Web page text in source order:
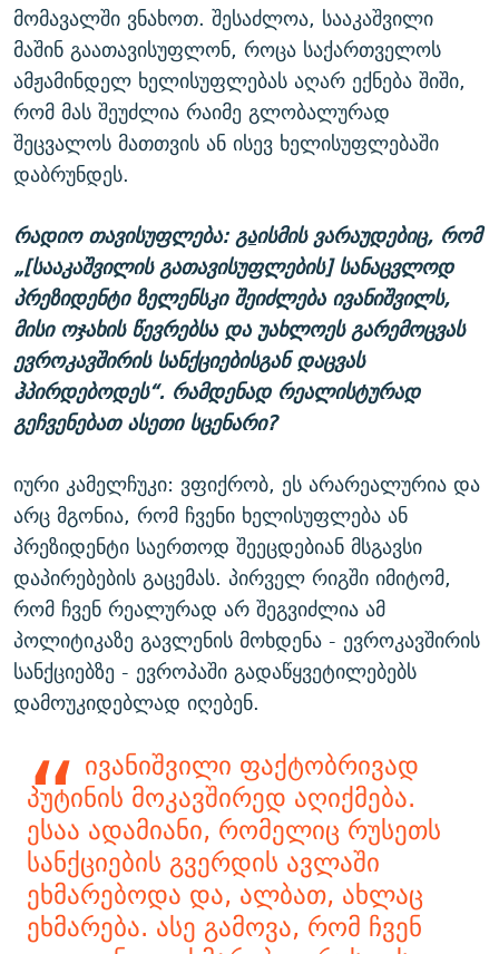
მომავალში ვნახოთ. შესაძლოა, სააკაშვილი
მაშინ გაათავისუფლონ, როცა საქართველოს
ამჟამინდელ ხელისუფლებას აღარ ექნება შიში,
რომ მას შეუძლია რაიმე გლობალურად
შეცვალოს მათთვის ან ისევ ხელისუფლებაში
დაბრუნდეს.
რადიო თავისუფლება:გაისმის ვარაუდებიც, რომ
„[სააკაშვილის გათავისუფლების] სანაცვლოდ
პრეზიდენტი ზელენსკი შეიძლება ივანიშვილს,
მისი ოჯახის წევრებსა და უახლოეს გარემოცვას
ევროკავშირის სანქციებისგან დაცვას
ჰპირდებოდეს“. რამდენად რეალისტურად
გეჩვენებათ ასეთი სცენარი?
იური კამელჩუკი: ვფიქრობ, ეს არარეალურია და
არც მგონია, რომ ჩვენი ხელისუფლება ან
პრეზიდენტი საერთოდ შეეცდებიან მსგავსი
დაპირებების გაცემას. პირველ რიგში იმიტომ,
რომ ჩვენ რეალურად არ შეგვიძლია ამ
პოლიტიკაზე გავლენის მოხდენა - ევროკავშირის
სანქციებზე - ევროპაში გადაწყვეტილებებს
დამოუკიდებლად იღებენ.
ივანიშვილი ფაქტობრივად
პუტინის მოკავშირედ აღიქმება.
ესაა ადამიანი, რომელიც რუსეთს
სანქციების გვერდის ავლაში
ეხმარებოდა და, ალბათ, ახლაც
ეხმარება. ასე გამოვა, რომ ჩვენ